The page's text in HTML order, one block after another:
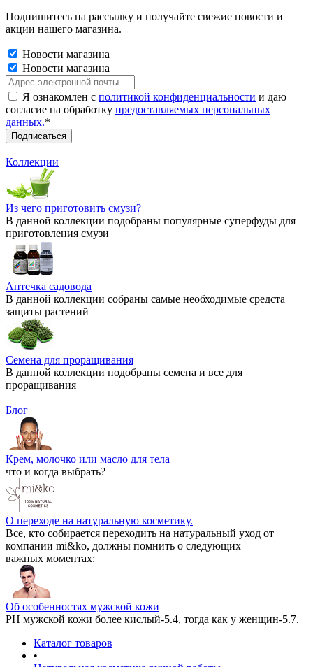
Подпишитесь на рассылку и получайте свежие новости и
акции нашего магазина.
Новости магазина
Новости магазина
Я ознакомлен с политикой конфиденциальности и даю
согласие на обработку предоставляемых персональных
данных.*
Коллекции
Из чего приготовить смузи?
В данной коллекции подобраны популярные суперфуды для
приготовления смузи
Аптечка садовода
В данной коллекции собраны самые необходимые средста
защиты растений
Семена для проращивания
В данной коллекции подобраны семена и все для
проращивания
Блог
Крем, молочко или масло для тела
что и когда выбрать?
О переходе на натуральную косметику.
Все, кто собирается переходить на натуральный уход от
компании mi&ko, должны помнить о следующих
важных моментах:
Об особенностях мужской кожи
РН мужской кожи более кислый-5.4, тогда как у женщин-5.7.
Каталог товаров
•